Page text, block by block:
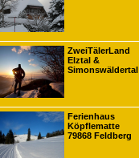
ZweiTälerLand
Elztal &
Simonswäldertal
Ferienhaus
Köpflematte
79868 Feldberg